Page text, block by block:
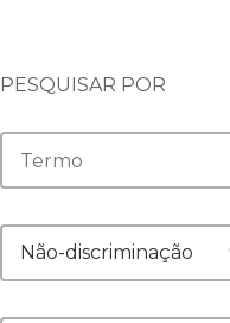
PESQUISAR POR